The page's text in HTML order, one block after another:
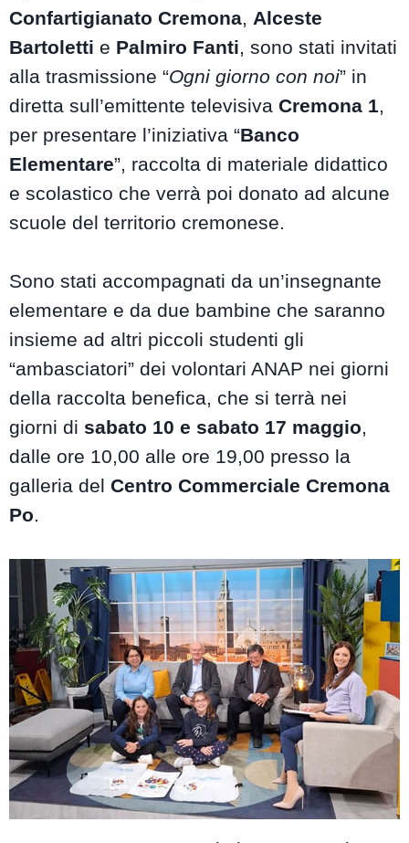
Confartigianato Cremona, Alceste
Bartoletti e Palmiro Fanti, sono stati invitati
alla trasmissione “Ogni giorno con noi” in
diretta sull’emittente televisiva Cremona 1,
per presentare l’iniziativa “Banco
Elementare”, raccolta di materiale didattico
e scolastico che verrà poi donato ad alcune
scuole del territorio cremonese.
Sono stati accompagnati da un’insegnante
elementare e da due bambine che saranno
insieme ad altri piccoli studenti gli
“ambasciatori” dei volontari ANAP nei giorni
della raccolta benefica, che si terrà nei
giorni di sabato 10 e sabato 17 maggio,
dalle ore 10,00 alle ore 19,00 presso la
galleria del Centro Commerciale Cremona
Po.